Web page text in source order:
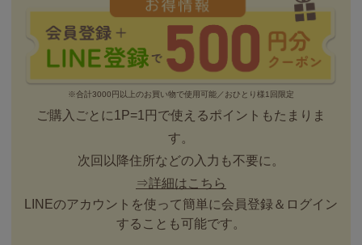
※合計3000円以上のお買い物で使用可能／おひとり様1回限定
ご購入ごとに1P=1円で使えるポイントもたまりま
す。
次回以降住所などの入力も不要に。
⇒詳細はこちら
LINEのアカウントを使って簡単に会員登録＆ログイン
することも可能です。